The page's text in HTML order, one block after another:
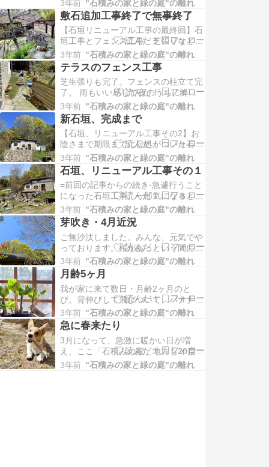
い、ちょっとだけ落ち着いて、十分に
暖かくなった季節。春は冬に来た
3年前 "石積みの家と緑の庭"の離れ
敷石追加工事終了で無事終了
【石垣リニューアル工事の最終回】石
垣工事とフェンス工事、芝張りなどが
終わり、もう一つの付帯工事、という
か追加プチ工事、コテージ前の敷石の
延長。（石は現場調達）芝
3年前 "石積みの家と緑の庭"の離れ
テラスのフェンス工事
芝生張りも完了。フェンスの柱立て完
了。 雨もいい感じで夜のうちに降っ
てくれていろいろ助けられています。
フェンスの板が材木屋さんから届きま
した。今回も「ウッドロン
3年前 "石積みの家と緑の庭"の離れ
新石垣、完成まで
【石垣、リニューアル工事その2】お
陰さまで期限までに目処がついた石垣
工事、ここからはまた一人で完成まで
頑張ります。石積み終了まであと一
息。 テラスもちょっと広く
3年前 "石積みの家と緑の庭"の離れ
石垣、リニューアル工事その１
=前回の記事からの続き-急遽行うこと
になった石垣工事、一部気になるとこ
ろが出てきてしまって、”いつか積み
直ししないとな～”なんて言っていた
主（あるじ）、やるとしたら
3年前 "石積みの家と緑の庭"の離れ
芽吹き・4月近況
ご無沙汰しました。みんな、元気でや
っております。桜があっという間に終
わったこの春、追いかけるように早々
と芽吹きが始まり、麗しい新緑の季節
を迎えております。ヤマツ
3年前 "石積みの家と緑の庭"の離れ
月齢5ヶ月
我が家に来て数日・月齢2ヶ月のと
ぴ。背伸びして飛びついて、バナナの
茎や葉っぱをいたずらしまくり、、、
悲惨、バナナは共存不可能と判断さ
れ、程なくして土間へ移動。あ
3年前 "石積みの家と緑の庭"の離れ
急に春来たり
3月になって、急激に暖かい日が増
え、ここ「石積みの家」地方も20度前
後の日もあったりして、、暖かいとい
3年前 "石積みの家と緑の庭"の離れ